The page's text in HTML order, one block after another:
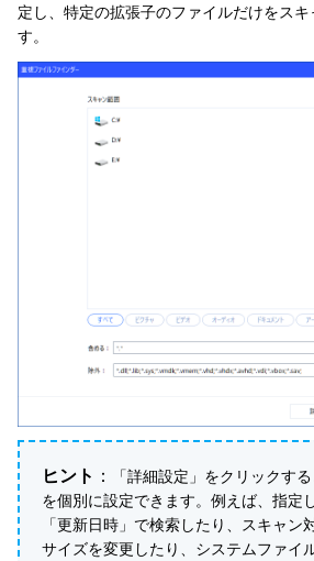
定し、特定の拡張子のファイルだけをス
す。
ヒント ：
「詳細設定」をクリックす
を個別に設定できます。例えば、指定
「更新日時」で検索したり、スキャン
サイズを変更したり、システムファイ